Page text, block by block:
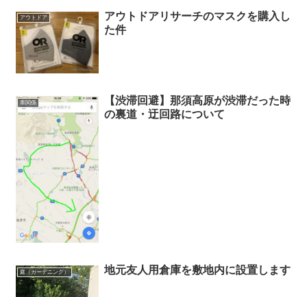
アウトドア
アウトドアリサーチのマスクを購入し
た件
車関係
【渋滞回避】那須高原が渋滞だった時
の裏道・迂回路について
庭（ガーデニング） 地元友人用倉庫を敷地内に設置します